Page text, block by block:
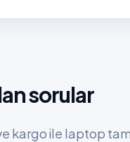
sorular
kargo ile laptop